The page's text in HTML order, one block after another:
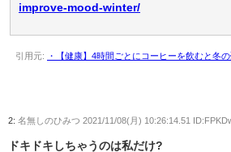
improve-mood-winter/
引用元: ・【健康】4時間ごとにコーヒーを飲むと冬
2: 名無しのひみつ 2021/11/08(月) 10:26:14.51
ドキドキしちゃうのは私だけ?